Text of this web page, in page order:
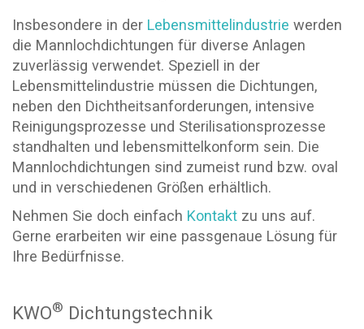
Insbesondere in der Lebensmittelindustrie werden
die Mannlochdichtungen für diverse Anlagen
zuverlässig verwendet. Speziell in der
Lebensmittelindustrie müssen die Dichtungen,
neben den Dichtheitsanforderungen, intensive
Reinigungsprozesse und Sterilisationsprozesse
standhalten und lebensmittelkonform sein. Die
Mannlochdichtungen sind zumeist rund bzw. oval
und in verschiedenen Größen erhältlich.
Nehmen Sie doch einfach Kontakt zu uns auf.
Gerne erarbeiten wir eine passgenaue Lösung für
Ihre Bedürfnisse.
KWO® Dichtungstechnik